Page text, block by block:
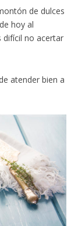
de dulces
hoy al
difícil no acertar
atender bien a